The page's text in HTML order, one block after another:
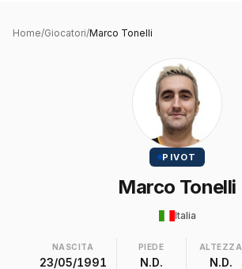
Home/Giocatori/Marco Tonelli
PIVOT
Marco Tonelli
Italia
NASCITA
23/05/1991
PIEDE
N.D.
ALTEZZA
N.D.